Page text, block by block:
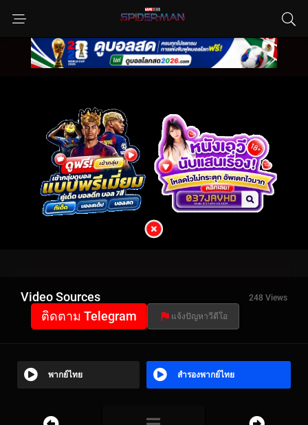
Video Sources 248 Views
ติดตาม Telegram แจ้งปัญหาวีดีโอ
พากย์ไทย สำรองพากย์ไทย